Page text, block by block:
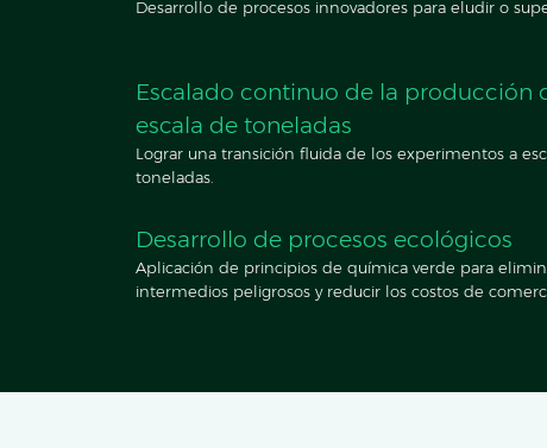
Desarrollo de procesos innovadores para eludir o
Escalado continuo de la producción
escala de toneladas
Lograr una transición fluida de los experimentos a
toneladas.
Desarrollo de procesos ecológicos
Aplicación de principios de química verde para
intermedios peligrosos y reducir los costos de